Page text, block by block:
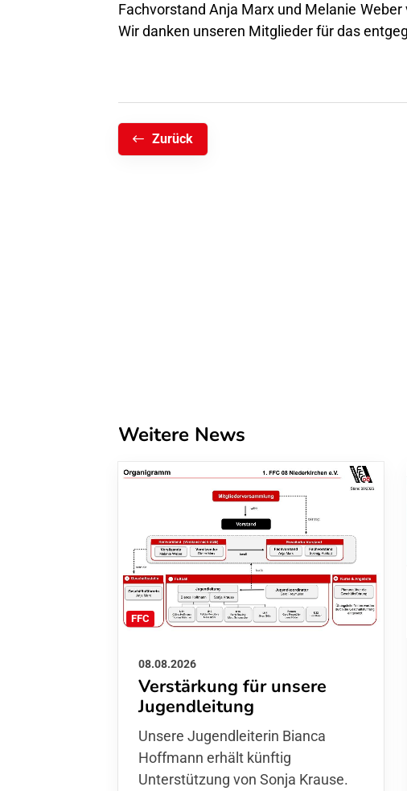
Fachvorstand Anja Marx und Melanie
Wir danken unseren Mitglieder für das
Zurück
Weitere News
FFC
08.08.2026
Verstärkung für unsere
Jugendleitung
Unsere Jugendleiterin Bianca
Hoffmann erhält künftig
Unterstützung von Sonja Krause.